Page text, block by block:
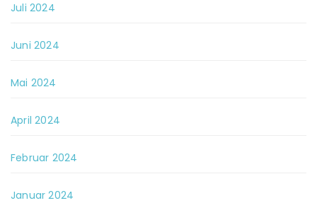
Juli 2024
Juni 2024
Mai 2024
April 2024
Februar 2024
Januar 2024